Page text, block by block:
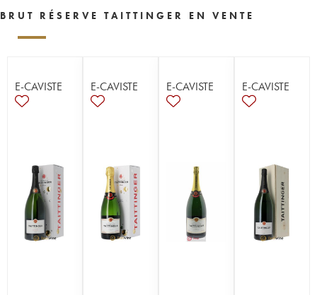
BRUT RÉSERVE TAITTINGER EN VENTE
E-CAVISTE E-CAVISTE E-CAVISTE E-CAVISTE